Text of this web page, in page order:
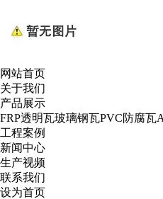
网站首页
关于我们
产品展示
FRP透明瓦玻璃钢瓦PVC防腐瓦
工程案例
新闻中心
生产视频
联系我们
设为首页